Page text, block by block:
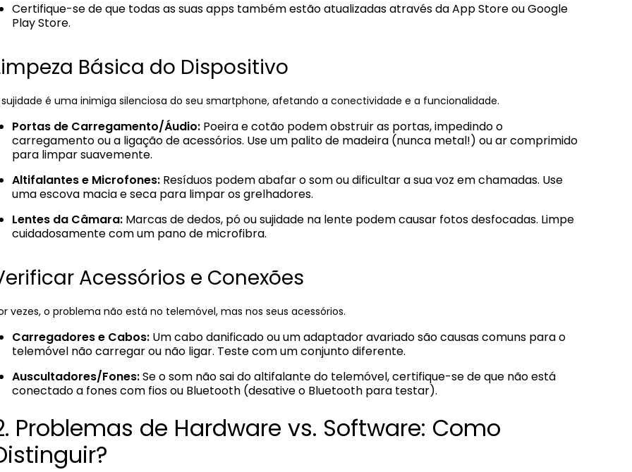
Certifique-se de que todas as suas apps também estão atualizadas através da App Store ou Google
Play Store.
Básica do Dispositivo
sujidade é uma inimiga silenciosa do seu smartphone, afetando a conectividade e a funcionalidade.
Portas de Carregamento/Áudio: Poeira e cotão podem obstruir as portas, impedindo o
carregamento ou a ligação de acessórios. Use um palito de madeira (nunca metal!) ou ar comprimido
para limpar suavemente.
Altifalantes e Microfones: Resíduos podem abafar o som ou dificultar a sua voz em chamadas. Use
uma escova macia e seca para limpar os grelhadores.
Lentes da Câmara: Marcas de dedos, pó ou sujidade na lente podem causar fotos desfocadas. Limpe
cuidadosamente com um pano de microfibra.
Acessórios e Conexões
vezes, o problema não está no telemóvel, mas nos seus acessórios.
Carregadores e Cabos: Um cabo danificado ou um adaptador avariado são causas comuns para o
telemóvel não carregar ou não ligar. Teste com um conjunto diferente.
Auscultadores/Fones:Se o som não sai do altifalante do telemóvel, certifique-se de que não está
conectado a fones com fios ou Bluetooth (desative o Bluetooth para testar).
Problemas de Hardware vs. Software: Como